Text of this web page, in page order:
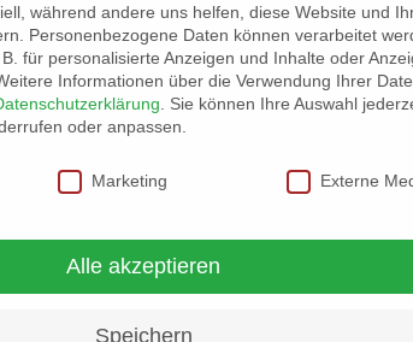
SCOUT ELB-LOCATION: PANORAMA
während andere uns helfen, diese Website und
Personenbezogene Daten können verarbeitet
für personalisierte Anzeigen und Inhalte oder
Informationen über die Verwendung Ihrer
Sie können Ihre Auswahl
oder anpassen.
Marketing Externe
Alle akzeptieren
Speichern